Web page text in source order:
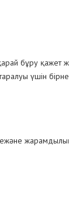
бұру қажет
үшін